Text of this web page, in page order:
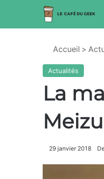
Accueil >
Actualités
La
29 janvier 2018